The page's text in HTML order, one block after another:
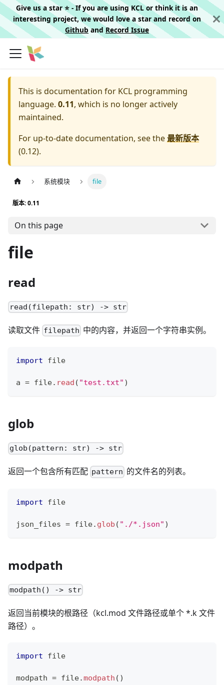
Give us a star ⭐️ - If you are using KCL or think it is an
interesting project, we would love a star and record on
Githuband Record Issue
This is documentation for KCL programming
language. 0.11, which is no longer actively
maintained.
For up-to-date documentation, see the最新版本
(0.12).
系统模块 file
版本: 0.11
On this page
file
read
read(filepath: str) -> str
读取文件 filepath 中的内容，并返回一个字符串实例。
import file
a = file. read ( "test.txt" )
glob
glob(pattern: str) -> str
返回一个包含所有匹配 pattern 的文件名的列表。
import file
json_files = file. glob ( "./*.json" )
modpath
modpath() -> str
返回当前模块的根路径（kcl.mod 文件路径或单个*.k 文件
路径）。
import file
modpath = file.modpath ()